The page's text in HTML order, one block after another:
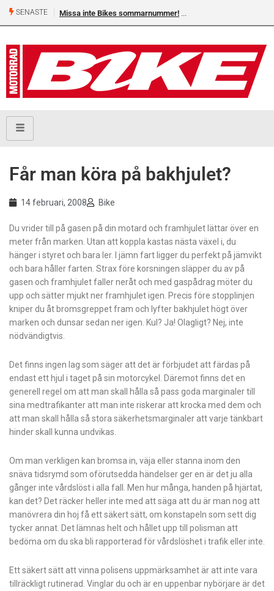
SENASTE Missa inte Bikes sommarnummer!
Får man köra på bakhjulet?
14 februari, 2008 Bike
Du vrider till på gasen på din motard och framhjulet lättar över en
meter från marken. Utan att koppla kastas nästa växel i, du
hänger i styret och bara ler. I jämn fart ligger du perfekt på jämvikt
och bara håller farten. Strax före korsningen släpper du av på
gasen och framhjulet faller neråt och med gaspådrag möter du
upp och sätter mjukt ner framhjulet igen. Precis före stopplinjen
kniper du åt bromsgreppet fram och lyfter bakhjulet högt över
marken och dunsar sedan ner igen. Kul? Ja! Olagligt? Nej, inte
nödvändigtvis.
Det finns ingen lag som säger att det är förbjudet att färdas på
endast ett hjul i taget på sin motorcykel. Däremot finns det en
generell regel om att man skall hålla så pass goda marginaler till
sina medtrafikanter att man inte riskerar att krocka med dem och
att man skall hålla så stora säkerhetsmarginaler att varje tänkbart
hinder skall kunna undvikas.
Om man verkligen kan bromsa in, väja eller stanna inom den
snäva tidsrymd som oförutsedda händelser ger en är det ju alla
gånger inte vårdslöst i alla fall. Men hur många, handen på hjärtat,
kan det? Det räcker heller inte med att säga att du är man nog att
manövrera din hoj få ett säkert sätt, om konstapeln som sett dig
tycker annat. Det lämnas helt och hållet upp till polisman att
bedöma om du ska bli rapporterad för vårdslöshet i trafik eller inte.
Ett säkert sätt att vinna polisens uppmärksamhet är att inte vara
tillräckligt rutinerad. Vinglar du och är en uppenbar nybörjare är det